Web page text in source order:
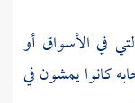
في الأسواق أو
كانوا يمشون في